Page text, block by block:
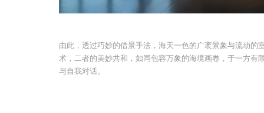
由此，透过巧妙的借景手法，海天一色的广袤景象与流动的
术，二者的美妙共和，如同包容万象的海境画卷，于一方有
与自我对话。